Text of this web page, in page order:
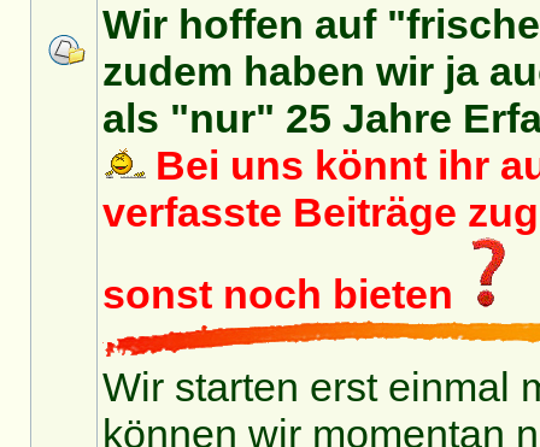
Wir hoffen auf
zudem haben wir ja
als "nur" 25 Jahre
Bei uns könnt ihr
verfasste Beiträge
sonst noch bieten
Wir starten erst einmal
können wir momentan